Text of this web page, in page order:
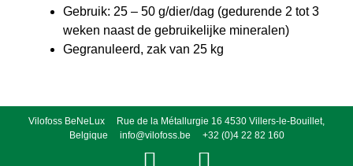
Gebruik: 25 – 50 g/dier/dag (gedurende 2 tot 3
weken naast de gebruikelijke mineralen)
Gegranuleerd, zak van 25 kg
Vilofoss BeNeLux Rue de la Métallurgie 16 4530 Villers-le-Bouillet,
Belgique
info@vilofoss.be +32 (0)4 22 82 160